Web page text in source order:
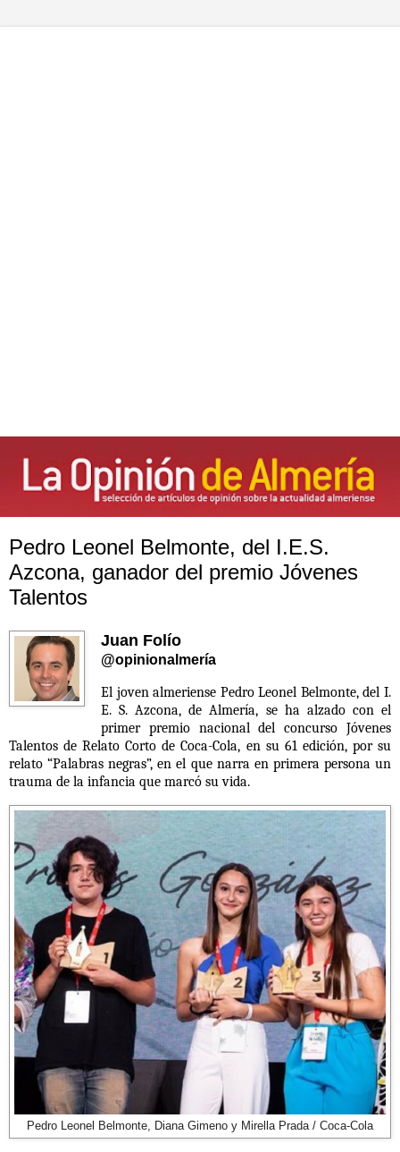
Pedro Leonel Belmonte, del I.E.S.
Azcona, ganador del premio Jóvenes
Talentos
Juan Folío
@opinionalmería
El joven almeriense Pedro Leonel Belmonte, del I.
E. S. Azcona, de Almería, se ha alzado con el
primer premio nacional del concurso Jóvenes
Talentos de Relato Corto de Coca-Cola, en su 61 edición, por su
relato “Palabras negras”, en el que narra en primera persona un
trauma de la infancia que marcó su vida.
Pedro Leonel Belmonte, Diana Gimeno y Mirella Prada / Coca-Cola